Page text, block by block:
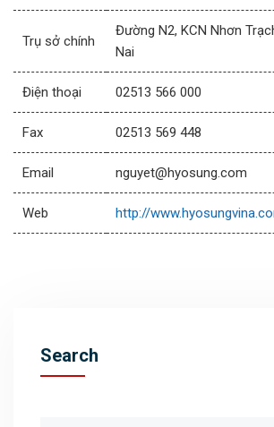
Trụ sở chính
Đường N2, KCN Nhơn
Nai
Điện thoại 02513 566 000
Fax 02513 569 448
Email nguyet@hyosung.com
Web http://
Search